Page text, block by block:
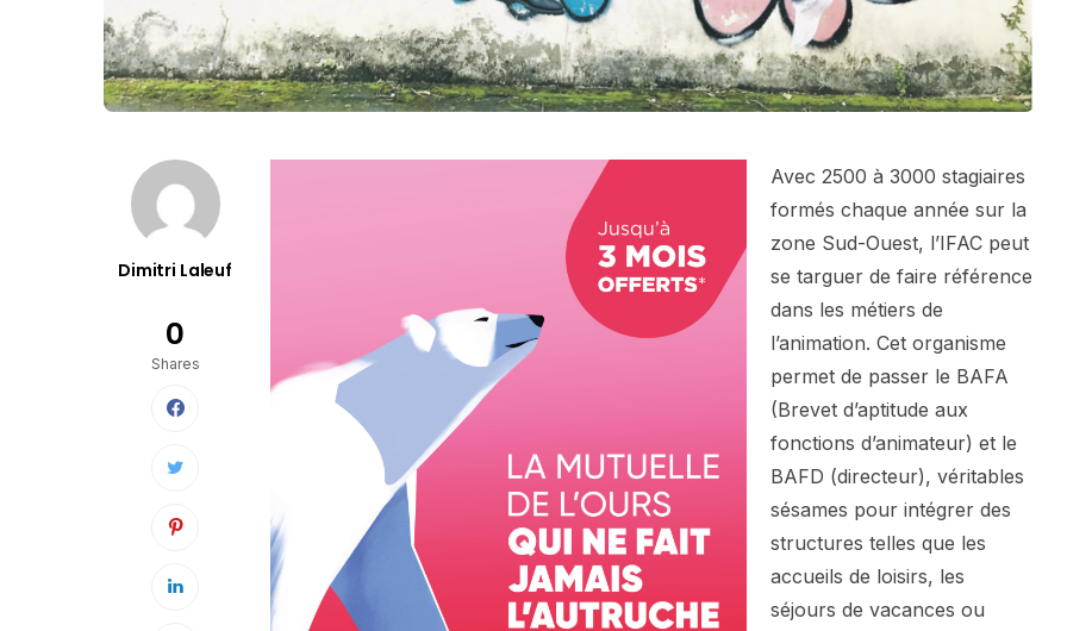
Dimitri Laleuf
0
Shares
Avec 2500 à 3000 stagiaires
formés chaque année sur la
zone Sud-Ouest, l’IFAC peut
se targuer de faire référence
dans les métiers de
l’animation. Cet organisme
permet de passer le BAFA
(Brevet d’aptitude aux
fonctions d’animateur) et le
BAFD (directeur), véritables
sésames pour intégrer des
structures telles que les
accueils de loisirs, les
séjours de vacances ou